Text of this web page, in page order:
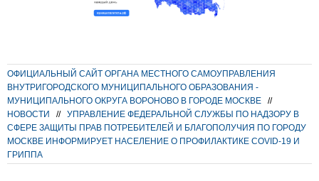
ОФИЦИАЛЬНЫЙ САЙТ ОРГАНА МЕСТНОГО САМОУПРАВЛЕНИЯ
ВНУТРИГОРОДСКОГО МУНИЦИПАЛЬНОГО ОБРАЗОВАНИЯ -
МУНИЦИПАЛЬНОГО ОКРУГА ВОРОНОВО В ГОРОДЕ МОСКВЕ
//
НОВОСТИ
//
УПРАВЛЕНИЕ ФЕДЕРАЛЬНОЙ СЛУЖБЫ ПО НАДЗОРУ В
СФЕРЕ ЗАЩИТЫ ПРАВ ПОТРЕБИТЕЛЕЙ И БЛАГОПОЛУЧИЯ ПО ГОРОДУ
МОСКВЕ ИНФОРМИРУЕТ НАСЕЛЕНИЕ О ПРОФИЛАКТИКЕ COVID-19 И
ГРИППА